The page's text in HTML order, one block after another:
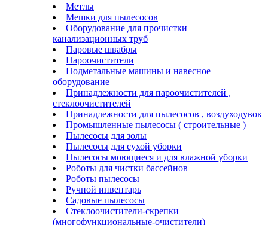
Метлы
Мешки для пылесосов
Оборудование для прочистки
канализационных труб
Паровые швабры
Пароочистители
Подметальные машины и навесное
оборудование
Принадлежности для пароочистителей ,
стеклоочистителей
Принадлежности для пылесосов , воздуходувок
Промышленные пылесосы ( строительные )
Пылесосы для золы
Пылесосы для сухой уборки
Пылесосы моющиеся и для влажной уборки
Роботы для чистки бассейнов
Роботы пылесосы
Ручной инвентарь
Садовые пылесосы
Стеклоочистители-скрепки
(многофункциональные-очистители)